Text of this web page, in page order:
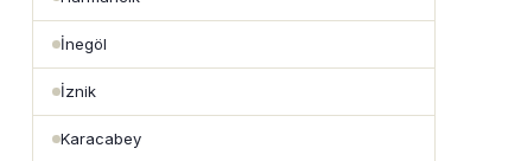
İnegöl
İznik
Karacabey